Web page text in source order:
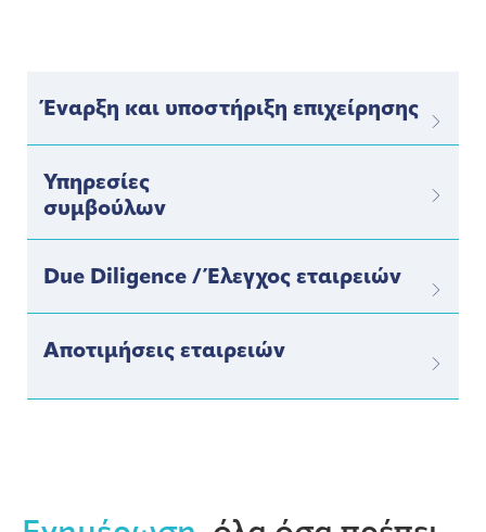
Έναρξη και υποστήριξη επιχείρησης
Υπηρεσίες
συμβούλων
Due Diligence / Έλεγχος εταιρειών
Αποτιμήσεις εταιρειών